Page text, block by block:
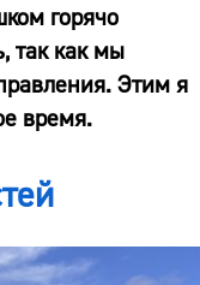
горячо
так как мы
Этим я
время.